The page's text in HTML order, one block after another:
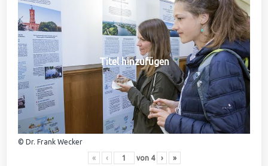
Titel hinzufügen
© Dr. Frank Wecker
« ‹ von 4 › »